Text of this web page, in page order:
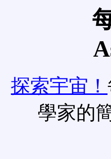
探索宇宙！
學家的